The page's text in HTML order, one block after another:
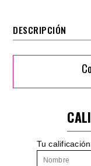
DESCRIPCIÓN
Tu